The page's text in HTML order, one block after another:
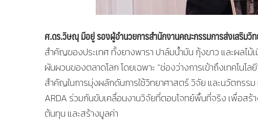
ศ.ดร.วิษณุ มีอยู่ รองผู้อำนวยการสำนักงานคณะกรรมการส่งเสริมวิ
สำคัญของประเทศ ทั้งยางพารา ปาล์มน้ำมัน กุ้งขาว และผล
ผันผวนของตลาดโลก โดยเฉพาะ “ช่องว่างการเข้าถึงเทคโน
สำคัญในการมุ่งผลักดันการใช้วิทยาศาสตร์ วิจัย และนวัตกรร
ARDA ร่วมกันขับเคลื่อนงานวิจัยที่ตอบโจทย์พื้นที่จริง เพื่อส
ต้นทุน และสร้างมูลค่า